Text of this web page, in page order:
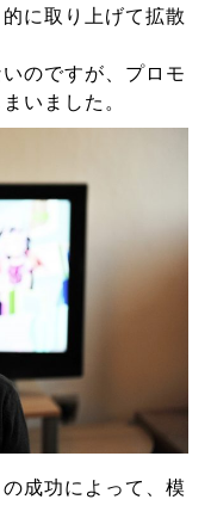
に取り上げて拡散
のですが、プロモ
いました。
成功によって、模